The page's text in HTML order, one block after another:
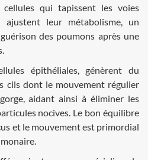
qui tapissent les voies
ajustent leur métabolisme, un
des poumons après une
épithéliales, génèrent du
cils dont le mouvement régulier
aidant ainsi à éliminer les
nocives. Le bon équilibre
et le mouvement est primordial